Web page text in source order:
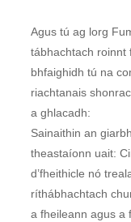
Agus tú ag lorg
tábhachtach roinnt
bhfaighidh tú na
riachtanais
a ghlacadh:
Sainaithin an
theastaíonn uait:
d’fheithicle nó
ríthábhachtach
a fheileann agus a